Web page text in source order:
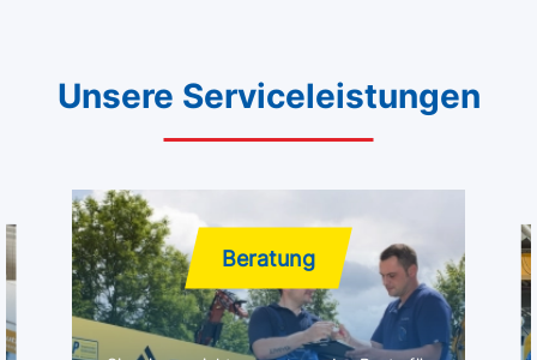
Unsere Serviceleistungen
Beratung